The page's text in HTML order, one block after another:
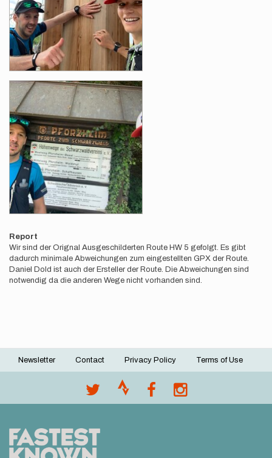
Report
Wir sind der Orignal Ausgeschilderten Route HW 5 gefolgt. Es gibt
dadurch minimale Abweichungen zum eingestellten GPX der Route.
Daniel Dold ist auch der Ersteller der Route. Die Abweichungen sind
notwendig da die anderen Wege nicht vorhanden sind.
Footer
Newsletter Contact Privacy Policy Terms of Use